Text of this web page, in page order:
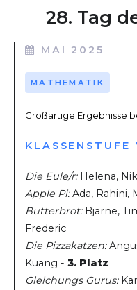
28. Tag
MAI 2025
MATHEMATIK
Großartige Ergebnisse
KLASSENSTUFE
Die Eule/r:Helena,
Apple Pi:Ada, Rahini,
Butterbrot:Bjarne,
Frederic
Die Pizzakatzen:
Kuang - 3. Platz
Gleichungs Gurus: